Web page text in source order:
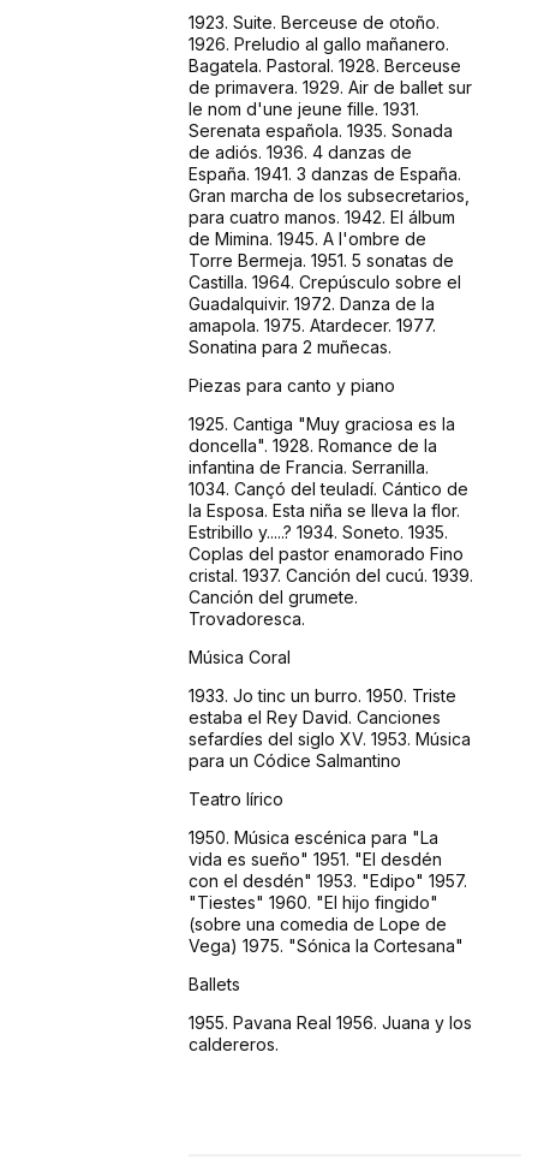
1923. Suite. Berceuse de otoño.
1926. Preludio al gallo mañanero.
Bagatela. Pastoral. 1928. Berceuse
de primavera. 1929. Air de ballet sur
le nom d'une jeune fille. 1931.
Serenata española. 1935. Sonada
de adiós. 1936. 4 danzas de
España. 1941. 3 danzas de España.
Gran marcha de los subsecretarios,
para cuatro manos. 1942. El álbum
de Mimina. 1945. A l'ombre de
Torre Bermeja. 1951. 5 sonatas de
Castilla. 1964. Crepúsculo sobre el
Guadalquivir. 1972. Danza de la
amapola. 1975. Atardecer. 1977.
Sonatina para 2 muñecas.
Piezas para canto y piano
1925. Cantiga "Muy graciosa es la
doncella". 1928. Romance de la
infantina de Francia. Serranilla.
1034. Cançó del teuladí. Cántico de
la Esposa. Esta niña se lleva la flor.
Estribillo y.....? 1934. Soneto. 1935.
Coplas del pastor enamorado Fino
cristal. 1937. Canción del cucú. 1939.
Canción del grumete.
Trovadoresca.
Música Coral
1933. Jo tinc un burro. 1950. Triste
estaba el Rey David. Canciones
sefardíes del siglo XV. 1953. Música
para un Códice Salmantino
Teatro lírico
1950. Música escénica para "La
vida es sueño" 1951. "El desdén
con el desdén" 1953. "Edipo" 1957.
"Tiestes" 1960. "El hijo fingido"
(sobre una comedia de Lope de
Vega) 1975. "Sónica la Cortesana"
Ballets
1955. Pavana Real 1956. Juana y los
caldereros.